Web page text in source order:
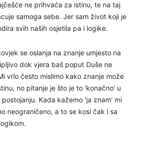
ne prihvaća za istinu, te na taj
samoga sebe. Jer sam život koji je
svih naših osjetila pa i logike.
se oslanja na znanje umjesto na
dok vjera baš poput Duše ne
vrlo često mislimo kako znanje može
no pitanje je što je to ‘konačno’ u
Kada kažemo ‘ja znam’ mi
neograničeno, a to se kosi čak i sa